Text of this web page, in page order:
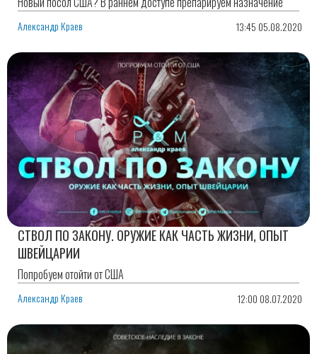
Александр Краев 13:45 05.08.2020
СТВОЛ ПО ЗАКОНУ. ОРУЖИЕ КАК ЧАСТЬ ЖИЗНИ, ОПЫТ
ШВЕЙЦАРИИ
Попробуем отойти от США
Александр Краев 12:00 08.07.2020